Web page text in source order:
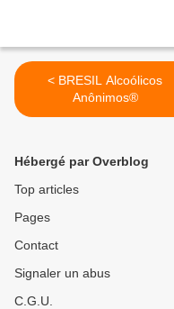
< BRESIL Alcoólicos
Anônimos®
Hébergé par Overblog
Top articles
Pages
Contact
Signaler un abus
C.G.U.